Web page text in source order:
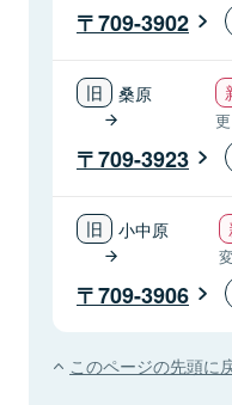
709-3902
桑原
更
709-3923
小中原
709-3906
このページの先頭に